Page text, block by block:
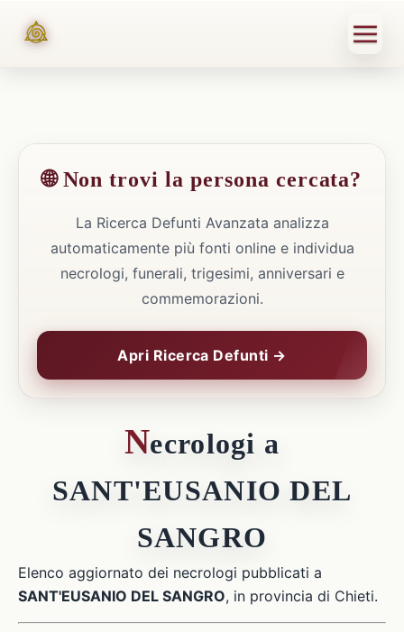
🌐 Non trovi la persona cercata?
La Ricerca Defunti Avanzata analizza
automaticamente più fonti online e individua
necrologi, funerali, trigesimi, anniversari e
commemorazioni.
Apri Ricerca Defunti →
Necrologi a
SANT'EUSANIO DEL
SANGRO
Elenco aggiornato dei necrologi pubblicati a
SANT'EUSANIO DEL SANGRO, in provincia di Chieti.